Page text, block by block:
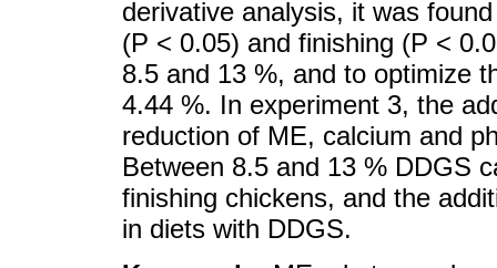
derivative analysis, it was
(P < 0.05) and finishing (P <
8.5 and 13 %, and to optimize
4.44 %. In experiment 3, the
reduction of ME, calcium and
Between 8.5 and 13 % DDGS
finishing chickens, and the
in diets with DDGS.